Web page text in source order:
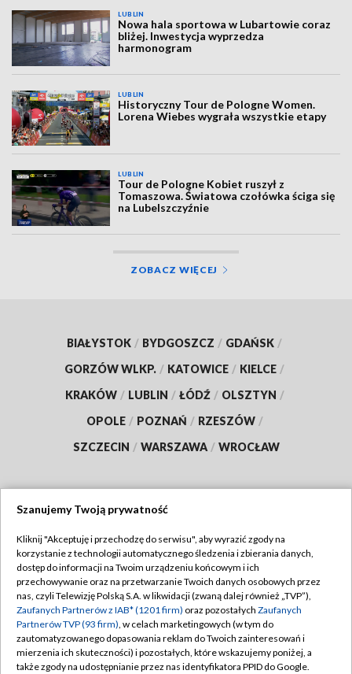
LUBLIN
Nowa hala sportowa w Lubartowie coraz
bliżej. Inwestycja wyprzedza
harmonogram
LUBLIN
Historyczny Tour de Pologne Women.
Lorena Wiebes wygrała wszystkie etapy
LUBLIN
Tour de Pologne Kobiet ruszył z
Tomaszowa. Światowa czołówka ściga się
na Lubelszczyźnie
ZOBACZ WIĘCEJ
BIAŁYSTOK / BYDGOSZCZ / GDAŃSK /
GORZÓW WLKP. / KATOWICE / KIELCE /
KRAKÓW / LUBLIN / ŁÓDŹ / OLSZTYN /
OPOLE / POZNAŃ / RZESZÓW /
SZCZECIN / WARSZAWA / WROCŁAW
TVP
Abonament TVP
Emisja w TVP
Centrum informacji TVP
Naziemna Telewizja Cyfrowa
Regulamin TVP
Polityka prywatności
Moje zgody
Pomoc
Szanujemy Twoją prywatność
Kliknij "Akceptuję i przechodzę do serwisu", aby wyrazić zgody na
korzystanie z technologii automatycznego śledzenia i zbierania danych,
dostęp do informacji na Twoim urządzeniu końcowym i ich
przechowywanie oraz na przetwarzanie Twoich danych osobowych przez
nas, czyli Telewizję Polską S.A. w likwidacji (zwaną dalej również „TVP”),
Zaufanych Partnerów z IAB* (1201 firm) oraz pozostałych Zaufanych
Partnerów TVP (93 firm), w celach marketingowych (w tym do
zautomatyzowanego dopasowania reklam do Twoich zainteresowań i
mierzenia ich skuteczności) i pozostałych, które wskazujemy poniżej, a
także zgody na udostępnianie przez nas identyfikatora PPID do Google.